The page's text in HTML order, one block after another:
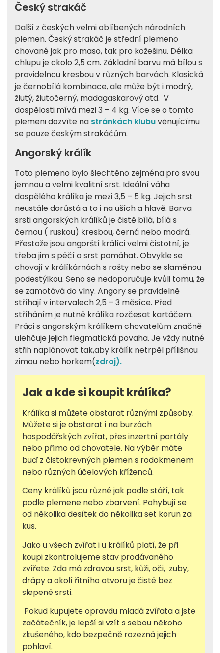
Český strakáč
Další z českých velmi oblíbených národních
plemen. Český strakáč je střední plemeno
chované jak pro maso, tak pro kožešinu. Délka
chlupu je okolo 2,5 cm. Základní barvu má bílou s
pravidelnou kresbou v různých barvách. Klasická
je černobílá kombinace, ale může být i modrý,
žlutý, žlutočerný, madagaskarový atd. V
dospělosti mívá mezi 3 – 4 kg. Více se o tomto
plemeni dozvíte na stránkách klubuvěnujícímu
se pouze českým strakáčům.
Angorský králík
Toto plemeno bylo šlechtěno zejména pro svou
jemnou a velmi kvalitní srst. Ideální váha
dospělého králíka je mezi 3,5 – 5 kg. Jejich srst
neustále dorůstá a to i na uších a hlavě. Barva
srsti angorských králíků je čistě bílá, bílá s
černou ( ruskou) kresbou, černá nebo modrá.
Přestože jsou angorští králíci velmi čistotní, je
třeba jim s péčí o srst pomáhat. Obvykle se
chovají v králíkárnách s rošty nebo se slaměnou
podestýlkou. Seno se nedoporučuje kvůli tomu, že
se zamotává do vlny. Angory se pravidelně
stříhají v intervalech 2,5 – 3 měsíce. Před
stříháním je nutné králíka rozčesat kartáčem.
Práci s angorským králíkem chovatelům značně
ulehčuje jejich flegmatická povaha. Je vždy nutné
střih naplánovat tak,aby králík netrpěl přílišnou
zimou nebo horkem(zdroj).
Jak a kde si koupit králíka?
Králíka si můžete obstarat různými způsoby.
Můžete si je obstarat i na burzách
hospodářských zvířat, přes inzertní portály
nebo přímo od chovatele. Na výběr máte
buď z čistokrevných plemen s rodokmenem
nebo různých účelových kříženců.
Ceny králíků jsou různé jak podle stáří, tak
podle plemene nebo zbarvení. Pohybují se
od několika desítek do několika set korun za
kus.
Jako u všech zvířat i u králíků platí, že při
koupi zkontrolujeme stav prodávaného
zvířete. Zda má zdravou srst, kůži, oči, zuby,
drápy a okolí řitního otvoru je čisté bez
slepené srsti.
Pokud kupujete opravdu mladá zvířata a jste
začátečník, je lepší si vzít s sebou někoho
zkušeného, kdo bezpečně rozezná jejich
pohlaví.